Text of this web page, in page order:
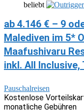
beliebt
ab 4.146 € – 9
Malediven im 5*
Maafushivaru
inkl. All
Pauschalreisen
Kostenlose
monatliche Gebühren